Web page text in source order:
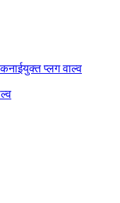
प्लग वाल्व